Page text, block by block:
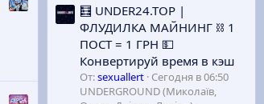
🧮 UNDER24.TOP |
ФЛУДИЛКА МАЙНИНГ ⛓ 1
ПОСТ = 1 ГРН 💵
Конвертируй время в кэш
От:sexuallert Сегодня в 06:50
UNDERGROUND (Миколаїв,